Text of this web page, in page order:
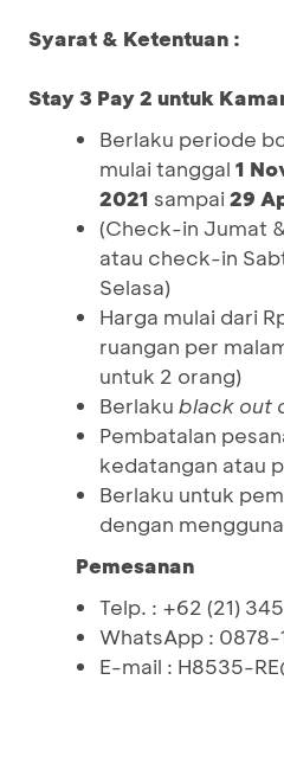
Syarat & Ketentuan :
Stay 3 Pay 2 untuk
Berlaku periode
mulai tanggal 1
2021 sampai29
(Check-in Jumat
atau check-in
Selasa)
Harga mulai dari
ruangan per
untuk 2 orang)
Berlaku black out
Pembatalan
kedatangan atau
Berlaku untuk
dengan
Pemesanan
Telp. : +62 (21)
WhatsApp :
E-mail : H8535-